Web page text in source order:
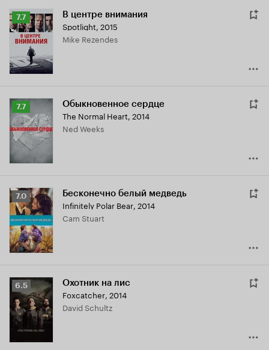
Рейтинг
Кинопоиска
7.7
7.7 В центре внимания
Spotlight, 2015
Mike Rezendes
Рейтинг
Кинопоиска
7.7
7.7 Обыкновенное сердце
The Normal Heart, 2014
Ned Weeks
Рейтинг
Кинопоиска
7.0
7.0 Бесконечно белый медведь
Infinitely Polar Bear, 2014
Cam Stuart
Рейтинг
Кинопоиска
6.5
6.5 Охотник на лис
Foxcatcher, 2014
David Schultz